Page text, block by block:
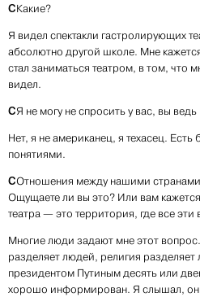
СКакие?
Я видел спектакли гастролирующих
абсолютно другой школе. Мне
стал заниматься театром, в том, что
видел.
СЯ не могу не спросить у вас, вы
Нет, я не американец, я техасец.
понятиями.
СОтношения между нашими
Ощущаете ли вы это? Или вам
театра — это территория, где все
Многие люди задают мне этот
разделяет людей, религия
президентом Путиным десять или
хорошо информирован. Я слышал, он